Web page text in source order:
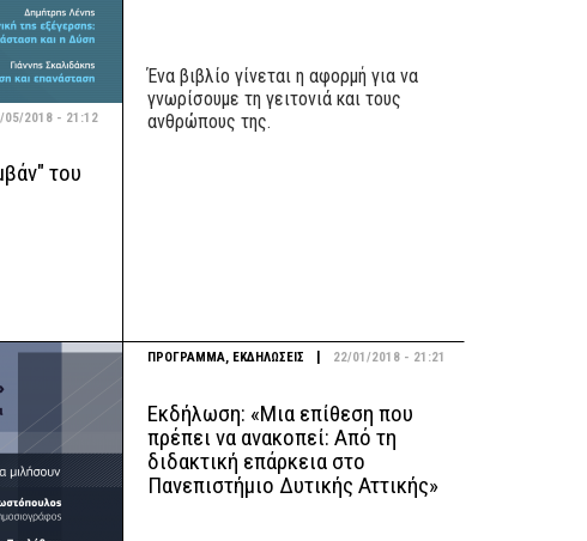
05/2018 - 21:12
του
Ένα βιβλίο γίνεται η αφορμή για να
γνωρίσουμε τη γειτονιά και τους
ανθρώπους της.
ΠΡΟΓΡΑΜΜΑ, ΕΚΔΗΛΩΣΕΙΣ 22/01/2018 - 21:21
Εκδήλωση: «Μια επίθεση που
πρέπει να ανακοπεί: Από τη
διδακτική επάρκεια στο
Πανεπιστήμιο Δυτικής Αττικής»